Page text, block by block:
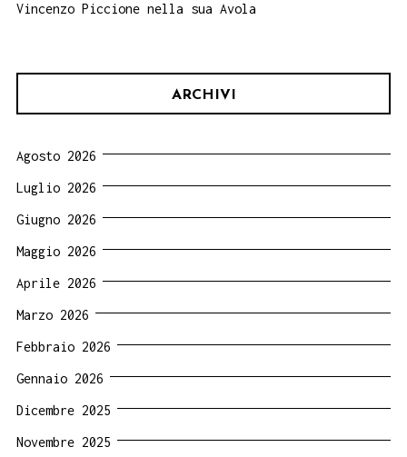
Vincenzo Piccione nella sua Avola
ARCHIVI
Agosto 2026
Luglio 2026
Giugno 2026
Maggio 2026
Aprile 2026
Marzo 2026
Febbraio 2026
Gennaio 2026
Dicembre 2025
Novembre 2025